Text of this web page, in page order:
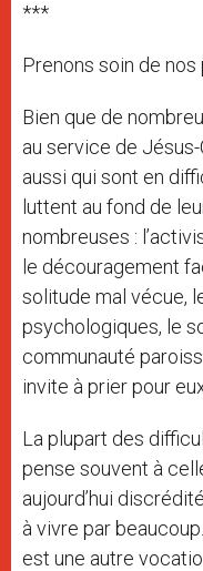
***
Prenons soin de nos
Bien que de
au service de
aussi qui sont en
luttent au fond de
nombreuses :
le découragement
solitude mal vécue,
psychologiques, le
communauté
invite à prier pour
La plupart des
pense souvent à
aujourd’hui
à vivre par
est une autre